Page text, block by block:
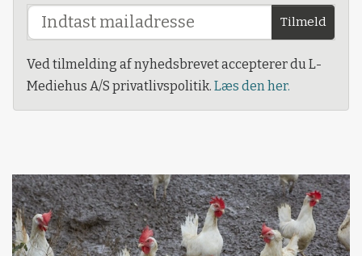
Tilmeld
Ved tilmelding af nyhedsbrevet accepterer du L-
Mediehus A/S privatlivspolitik. Læs den her.